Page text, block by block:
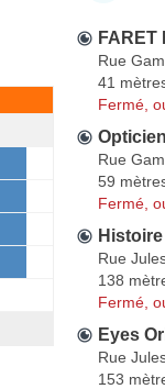
FARET
Rue
41
Fermé,
Rue
59
Fermé,
Rue
138
Fermé,
Eyes
Rue
153